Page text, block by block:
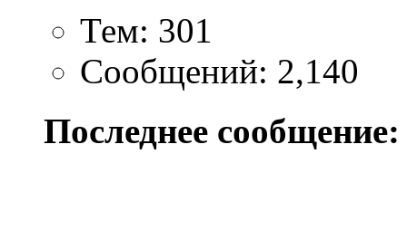
Тем: 301
Сообщений: 2,140
Последнее сообщение: